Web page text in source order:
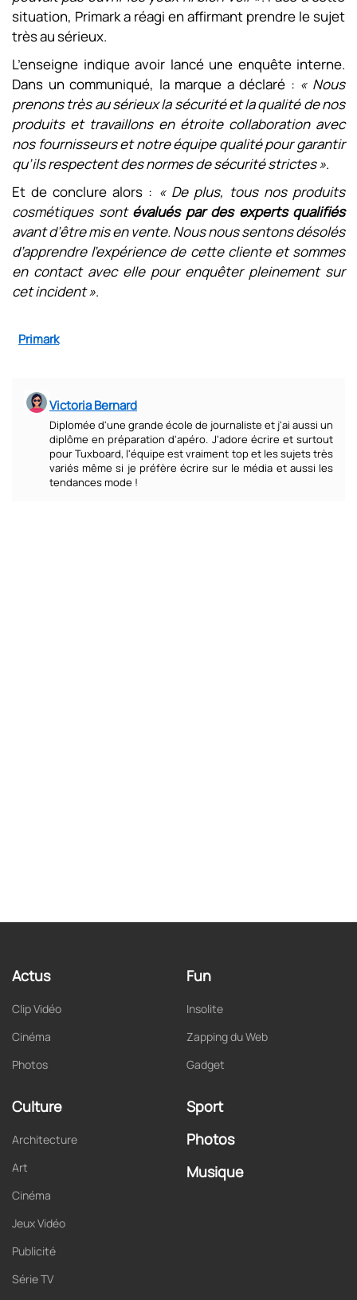
situation, Primark a réagi en affirmant prendre le sujet
très au sérieux.
L’enseigne indique avoir lancé une enquête interne.
Dans un communiqué, la marque a déclaré : « Nous
prenons très au sérieux la sécurité et la qualité de nos
produits et travaillons en étroite collaboration avec
nos fournisseurs et notre équipe qualité pour garantir
qu’ils respectent des normes de sécurité strictes ».
Et de conclure alors : « De plus, tous nos produits
cosmétiques sont évalués par des experts qualifiés
avant d’être mis en vente. Nous nous sentons désolés
d’apprendre l’expérience de cette cliente et sommes
en contact avec elle pour enquêter pleinement sur
cet incident ».
Primark
Victoria Bernard
Diplomée d'une grande école de journaliste et j'ai aussi un
diplôme en préparation d'apéro. J'adore écrire et surtout
pour Tuxboard, l'équipe est vraiment top et les sujets très
variés même si je préfère écrire sur le média et aussi les
tendances mode !
Actus
Clip Vidéo
Cinéma
Photos
Fun
Insolite
Zapping du Web
Gadget
Culture
Architecture
Art
Cinéma
Jeux Vidéo
Publicité
Série TV
Sport
Photos
Musique